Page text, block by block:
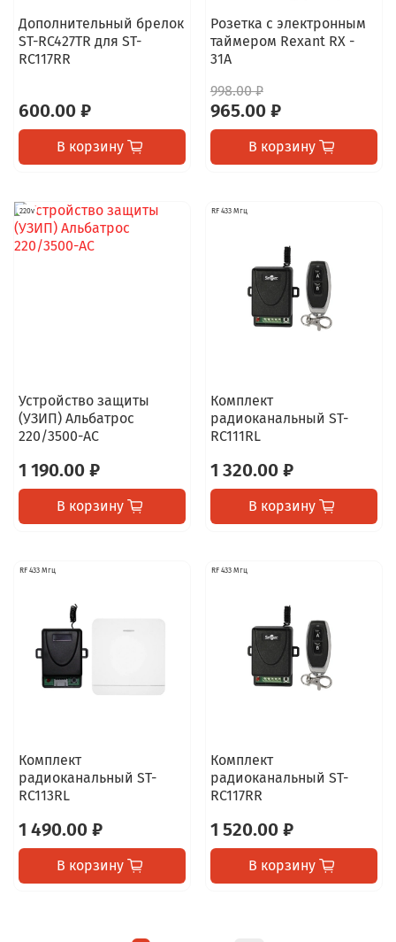
Дополнительный брелок
ST-RC427TR для ST-
RC117RR
600.00 ₽
В корзину
Розетка с электронным
таймером Rexant RX -
31А
998.00 ₽
965.00 ₽
В корзину
220v
Устройство защиты
(УЗИП) Альбатрос
220/3500-АС
1 190.00 ₽
В корзину
RF 433 Мгц
Комплект
радиоканальный ST-
RC111RL
1 320.00 ₽
В корзину
RF 433 Мгц
Комплект
радиоканальный ST-
RC113RL
1 490.00 ₽
В корзину
RF 433 Мгц
Комплект
радиоканальный ST-
RC117RR
1 520.00 ₽
В корзину